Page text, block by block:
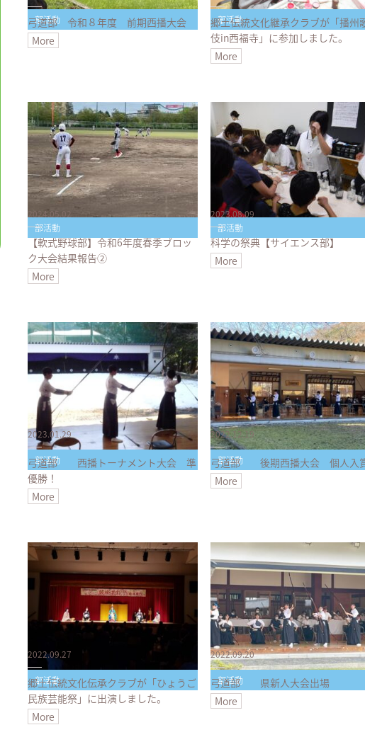
部活動
弓道部 令和８年度 前期西播大会
More
部活動
郷土伝統文化継承クラブが「播州
伎in西福寺」に参加しました。
More
部活動
2024.05.02
【軟式野球部】令和6年度春季ブロッ
ク大会結果報告➁
More
部活動
2023.08.09
科学の祭典【サイエンス部】
More
部活動
2023.01.29
弓道部 西播トーナメント大会 準
優勝！
More
部活動
2022.12.19
弓道部 後期西播大会 個人入
More
部活動
2022.09.27
郷土伝統文化伝承クラブが「ひょうご
民族芸能祭」に出演しました。
More
部活動
2022.09.20
弓道部 県新人大会出場
More